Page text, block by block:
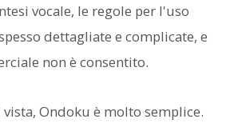
vocale, le regole per l'uso
dettagliate e complicate, e
non è consentito.
Ondoku è molto semplice.